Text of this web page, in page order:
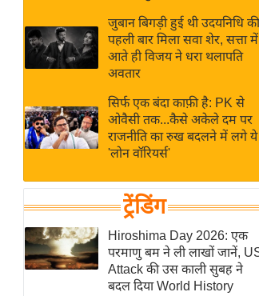
Hindi
Videos
IPL
2026
ई-पेपर
मिसाल बेमिसाल
शख्सियत
यंग इंडिया
साहित्य जगत
ऑटो वर्ल्ड
न्यूज ब्रीफ
मनोरंजन जगत
जुबान बिगड़ी हुई थी उदयनिधि
पहली बार मिला सवा शेर, सत्ता में
आते ही विजय ने धरा थलापति
अवतार
सिर्फ एक बंदा काफ़ी है: PK से
ओवैसी तक...कैसे अकेले दम पर
राजनीति का रुख बदलने में लगे ये
'लोन वॉरियर्स'
ट्रेंडिंग
Hiroshima Day 2026: एक
परमाणु बम ने ली लाखों जानें,
Attack की उस काली सुबह ने
बदल दिया World History